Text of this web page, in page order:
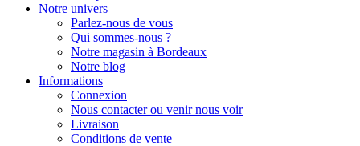
Notre univers
Parlez-nous de vous
Qui sommes-nous ?
Notre magasin à Bordeaux
Notre blog
Informations
Connexion
Nous contacter ou venir nous voir
Livraison
Conditions de vente